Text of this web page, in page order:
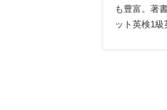
も豊富。著
ット英検1級